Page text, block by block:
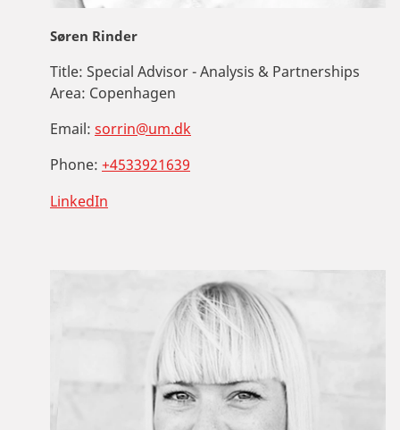
Søren Rinder
Title: Special Advisor - Analysis & Partnerships
Area: Copenhagen
Email: sorrin@um.dk
Phone: +4533921639
LinkedIn